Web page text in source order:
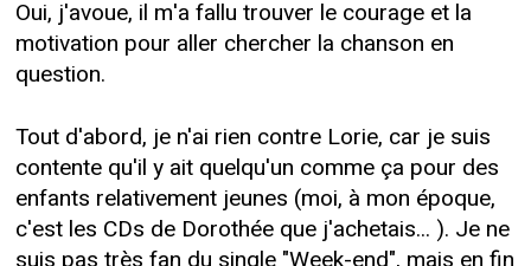
Oui, j'avoue, il m'a fallu trouver le courage et la
motivation pour aller chercher la chanson en
question.
Tout d'abord, je n'ai rien contre Lorie, car je suis
contente qu'il y ait quelqu'un comme ça pour des
enfants relativement jeunes (moi, à mon époque,
c'est les CDs de Dorothée que j'achetais... ). Je ne